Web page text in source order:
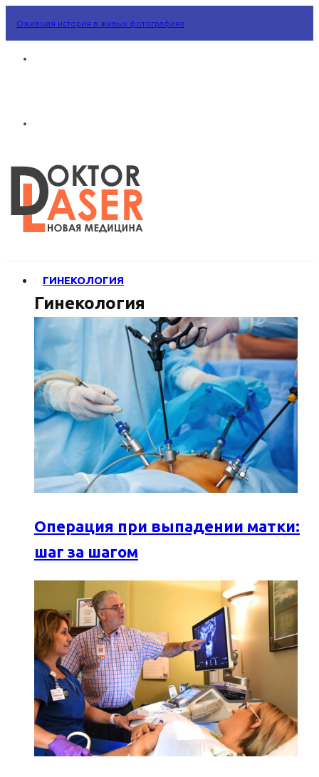
Ожившая история в живых фотографиях
ГИНЕКОЛОГИЯ
Гинекология
Операция при выпадении матки:
шаг за шагом